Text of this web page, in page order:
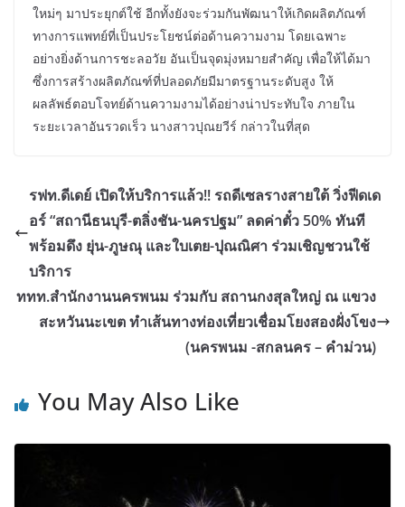
ใหม่ๆ มาประยุกต์ใช้ อีกทั้งยังจะร่วมกันพัฒนาให้เกิดผลิตภัณฑ์
ทางการแพทย์ที่เป็นประโยชน์ต่อด้านความงาม โดยเฉพาะ
อย่างยิ่งด้านการชะลอวัย อันเป็นจุดมุ่งหมายสำคัญ เพื่อให้ได้มา
ซึ่งการสร้างผลิตภัณฑ์ที่ปลอดภัยมีมาตรฐานระดับสูง ให้
ผลลัพธ์ตอบโจทย์ด้านความงามได้อย่างน่าประทับใจ ภายใน
ระยะเวลาอันรวดเร็ว นางสาวปุณยวีร์ กล่าวในที่สุด
รฟท.ดีเดย์ เปิดให้บริการแล้ว!! รถดีเซลรางสายใต้ วิ่งฟีดเด
อร์ “สถานีธนบุรี-ตลิ่งชัน-นครปฐม” ลดค่าตั๋ว 50% ทันที
พร้อมดึง ยุ่น-ภูษณุ และใบเตย-ปุณณิศา ร่วมเชิญชวนใช้
บริการ
ททท.สำนักงานนครพนม ร่วมกับ สถานกงสุลใหญ่ ณ แขวง
สะหวันนะเขต ทำเส้นทางท่องเที่ยวเชื่อมโยงสองฝั่งโขง
(นครพนม -สกลนคร – คำม่วน)
You May Also Like